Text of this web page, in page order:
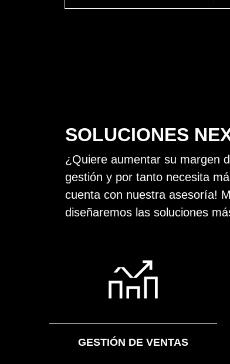
SOLUCIONES
¿Quiere aumentar su margen
gestión y por tanto necesita
cuenta con nuestra asesoría!
diseñaremos las soluciones
GESTIÓN DE VENTAS